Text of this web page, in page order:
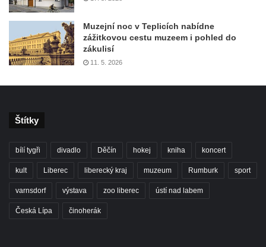
Muzejní noc v Teplicích nabídne
zážitkovou cestu muzeem i pohled do
zákulisí
11. 5. 2026
Štítky
bílí tygři divadlo Děčín hokej kniha koncert
kult Liberec liberecký kraj muzeum Rumburk sport
varnsdorf výstava zoo liberec ústí nad labem
Česká Lípa činoherák